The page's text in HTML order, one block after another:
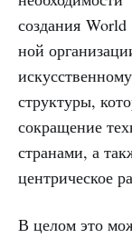
создания
ной
структуры,
сокращение
странами, а
центрическое
В целом это